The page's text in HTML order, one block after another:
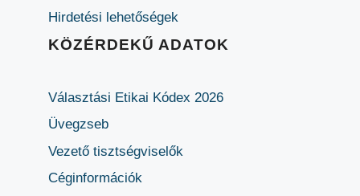
Hirdetési lehetőségek
KÖZÉRDEKŰ ADATOK
Választási Etikai Kódex 2026
Üvegzseb
Vezető tisztségviselők
Céginformációk